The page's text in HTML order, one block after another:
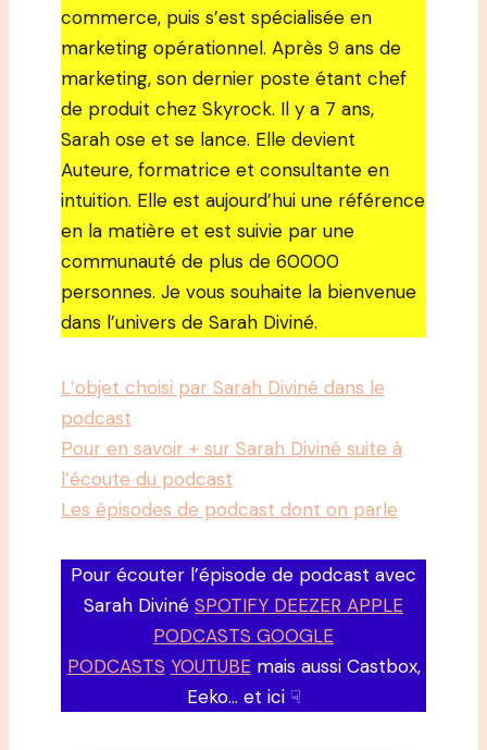
commerce, puis s’est spécialisée en
marketing opérationnel. Après 9 ans de
marketing, son dernier poste étant chef
de produit chez Skyrock. Il y a 7 ans,
Sarah ose et se lance. Elle devient
Auteure, formatrice et consultante en
intuition. Elle est aujourd’hui une référence
en la matière et est suivie par une
communauté de plus de 60000
personnes. Je vous souhaite la bienvenue
dans l’univers de Sarah Diviné.
L’objet choisi par Sarah Diviné dans le
podcast
Pour en savoir + sur Sarah Diviné suite à
l’écoute du podcast
Les épisodes de podcast dont on parle
Pour écouter l’épisode de podcast avec
Sarah Diviné SPOTIFY DEEZER APPLE
PODCASTS GOOGLE
PODCASTS YOUTUBE mais aussi Castbox,
Eeko… et ici ☟